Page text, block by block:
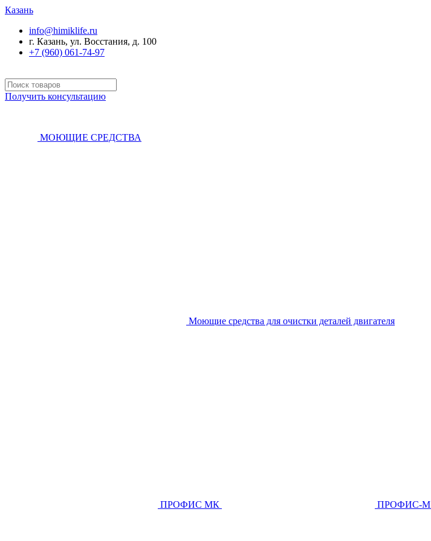
Казань
info@himiklife.ru
г. Казань, ул. Восстания, д. 100
+7 (960) 061-74-97
Получить консультацию
МОЮЩИЕ СРЕДСТВА
Моющие средства для очистки деталей двигателя
ПРОФИС МК ПРОФИС-М